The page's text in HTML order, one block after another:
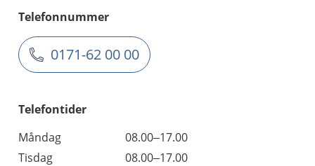
Telefonnummer
0171-62 00 00
Telefontider
Måndag
08.00–17.00
Tisdag
08.00–17.00